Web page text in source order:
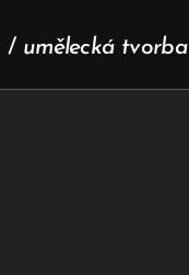
/ umělecká tvorba